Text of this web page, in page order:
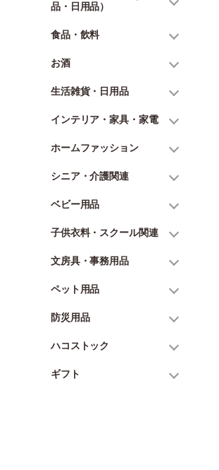
品・日用品）
食品・飲料
お酒
生活雑貨・日用品
インテリア・家具・家電
ホームファッション
シニア・介護関連
ベビー用品
子供衣料・スクール関連
文房具・事務用品
ペット用品
防災用品
ハコストック
ギフト